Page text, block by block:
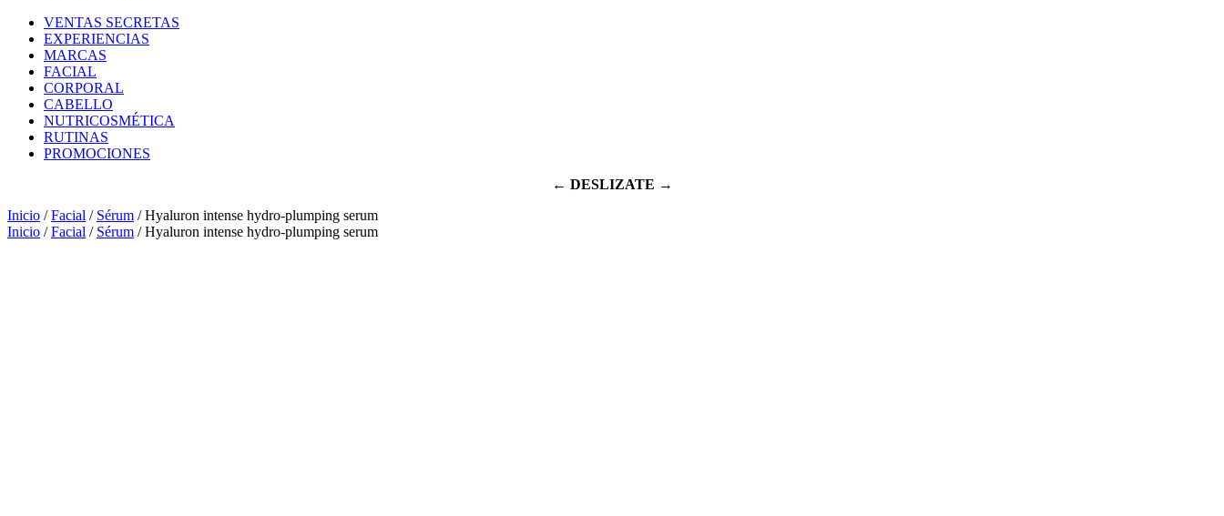
VENTAS SECRETAS
EXPERIENCIAS
MARCAS
FACIAL
CORPORAL
CABELLO
NUTRICOSMÉTICA
RUTINAS
PROMOCIONES
← DESLIZATE →
Inicio /Facial / Sérum / Hyaluron intense hydro-plumping serum
Inicio /Facial / Sérum / Hyaluron intense hydro-plumping serum